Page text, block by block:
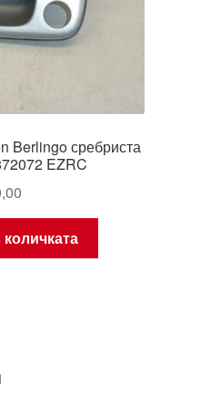
Berlingo сребриста
EZRC